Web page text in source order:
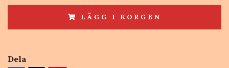
LÄGG I KORGEN
Dela